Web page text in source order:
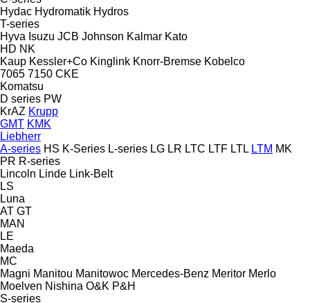
Hydac Hydromatik Hydros
T-series
Hyva Isuzu JCB Johnson Kalmar Kato
HD NK
Kaup Kessler+Co Kinglink Knorr-Bremse Kobelco
7065 7150 CKE
Komatsu
D series PW
KrAZ Krupp
GMT KMK
Liebherr
A-series HS K-Series L-series LG LR LTC LTF LTL LTM MK
PR R-series
Lincoln Linde Link-Belt
LS
Luna
AT GT
MAN
LE
Maeda
MC
Magni Manitou Manitowoc Mercedes-Benz Meritor Merlo
Moelven Nishina O&K P&H
S-series